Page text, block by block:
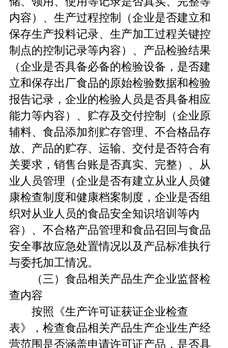
内容）、生产过程控制（企业是否建立和
保存生产投料记录、生产加工过程关键控
制点的控制记录等内容）、产品检验结果
（企业是否具备必备的检验设备，是否建
立和保存出厂食品的原始检验数据和检验
报告记录，企业的检验人员是否具备相应
能力等内容）、贮存及交付控制（企业原
辅料、食品添加剂贮存管理、不合格品存
放、产品的贮存、运输、交付是否符合有
关要求，销售台账是否真实、完整）、从
业人员管理（企业是否有建立从业人员健
康检查制度和健康档案制度，企业是否组
织对从业人员的食品安全知识培训等内
容）、不合格产品管理和食品召回与食品
安全事故应急处置情况以及产品标准执行
与委托加工情况。
（三）食品相关产品生产企业监督检
查内容
按照《生产许可证获证企业检查
表》，检查食品相关产品生产企业生产经
营范围是否涵盖申请许可证产品，是否具